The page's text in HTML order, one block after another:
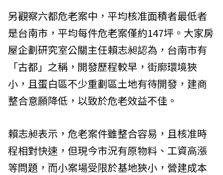
另觀察六都危老案中，平均核准面積者最低者
是台南市，平均每件危老案僅約147坪。大家房
屋企劃研究室公關主任賴志昶認為，台南市有
「古都」之稱，開發歷程較早，街廓環境狹
小，且蛋白區不少重劃區土地有待開發，建商
整合意願降低，以致於危老效益不佳。
賴志昶表示，危老案件雖整合容易，且核准時
程相對快速，但現今市況有原物料、工資高漲
等問題，而小案場受限於基地狹小，營建成本